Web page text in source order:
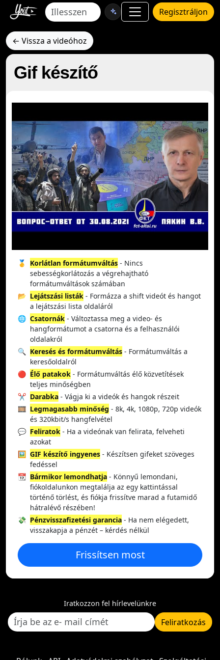
Regisztráljon
← Vissza a videóhoz
Gif készítő
🥇 Korlátlan formátumváltás - Nincs
sebességkorlátozás a végrehajtható
formátumváltások számában
📂 Lejátszási listák - Formázza a shift videót és hangot
a lejátszási lista oldaláról
🌐 Csatornák - Változtassa meg a video- és
hangformátumot a csatorna és a felhasználói
oldalakról
🔍 Keresés és formátumváltás - Formátumváltás a
keresőoldalról
🔴 Élő patakok - Formátumváltás élő közvetítések
teljes minőségben
✂️ Darabka - Vágja ki a videók és hangok részeit
🎞️ Legmagasabb minőség - 8k, 4k, 1080p, 720p videók
és 320kbit/s hangfelvétel
💬 Feliratok - Ha a videónak van felirata, felveheti
azokat
🖼️ GIF készítő ingyenes - Készítsen gifeket szöveges
fedéssel
📆 Bármikor lemondhatja - Könnyű lemondani,
fiókoldalunkon megtalálja az egy kattintással
történő törlést, és fiókja frissítve marad a futamidő
hátralévő részében!
💸 Pénzvisszafizetési garancia - Ha nem elégedett,
visszakapja a pénzét – kérdés nélkül
Frissítsen most
Iratkozzon fel hírlevelünkre
Feliratkozás